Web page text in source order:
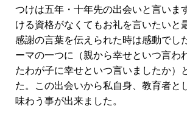
つけは五年・十年先の出会いと言いま
ける資格がなくてもお礼を言いたいと
感謝の言葉を伝えられた時は感動でし
ーマの一つに（親から幸せといつ言わ
たわが子に幸せといつ言いましたか）
た。この出会いから私自身、教育者と
味わう事が出来ました。